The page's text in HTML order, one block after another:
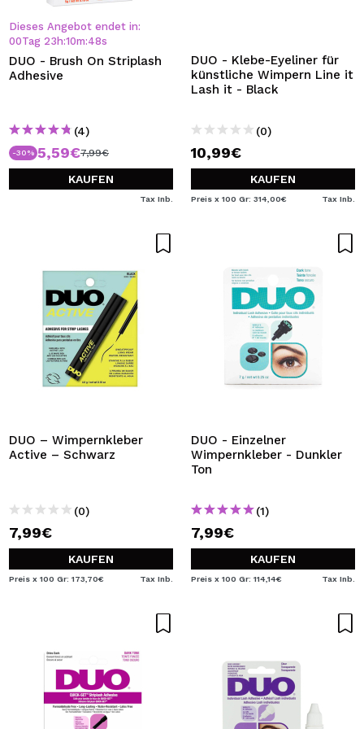
Dieses Angebot endet in:
00Tag 23 h:10m:47s
DUO - Brush On Striplash
Adhesive
(4)
-30% 5,59€7,99€
KAUFEN
Tax Inb.
DUO - Klebe-Eyeliner für
künstliche Wimpern Line it
Lash it - Black
(0)
10,99€
KAUFEN
Preis x 100 Gr: 314,00€ Tax Inb.
DUO – Wimpernkleber
Active – Schwarz
(0)
7,99€
KAUFEN
Preis x 100 Gr: 173,70€ Tax Inb.
DUO - Einzelner
Wimpernkleber - Dunkler
Ton
(1)
7,99€
KAUFEN
Preis x 100 Gr: 114,14€ Tax Inb.